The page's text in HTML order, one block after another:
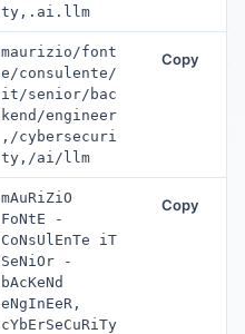
ty,.ai.llm
maurizio/font
e/consulente/
it/senior/bac
kend/engineer
,/cybersecuri
ty,/ai/llm
Copy
mAuRiZiO
FoNtE -
CoNsUlEnTe iT
SeNiOr -
bAcKeNd
eNgInEeR,
cYbErSeCuRiTy
Copy